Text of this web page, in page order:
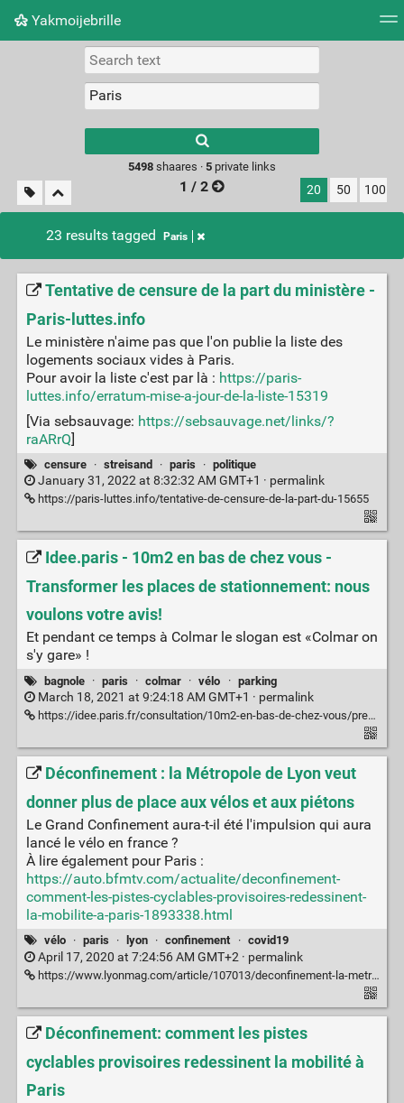
Yakmoijebrille
Picture wall
results.
5498shaares · 5private links
1 / 2 20 50 100
23 results tagged Paris
Tentative de censure de la part du ministère -
Paris-luttes.info
Le ministère n'aime pas que l'on publie la liste des
logements sociaux vides à Paris.
Pour avoir la liste c'est par là : https://paris-
luttes.info/erratum-mise-a-jour-de-la-liste-15319
[Via sebsauvage: https://sebsauvage.net/links/?
raARrQ]
censure · streisand · paris · politique
January 31, 2022 at 8:32:32 AM GMT+1 · permalink
https://paris-luttes.info/tentative-de-censure-de-la-part-du-15655
Idee.paris - 10m2 en bas de chez vous -
Transformer les places de stationnement: nous
voulons votre avis!
Et pendant ce temps à Colmar le slogan est «Colmar on
s'y gare» !
bagnole · paris · colmar · vélo · parking
March 18, 2021 at 9:24:18 AM GMT+1 · permalink
https://idee.paris.fr/consultation/10m2-en-bas-de-chez-vous/presentation/transformer-les-places-de-stationnement-nous-voulons-votre-avis
Déconfinement : la Métropole de Lyon veut
donner plus de place aux vélos et aux piétons
Le Grand Confinement aura-t-il été l'impulsion qui aura
lancé le vélo en france ?
À lire également pour Paris :
https://auto.bfmtv.com/actualite/deconfinement-
comment-les-pistes-cyclables-provisoires-redessinent-
la-mobilite-a-paris-1893338.html
vélo · paris · lyon · confinement · covid19
April 17, 2020 at 7:24:56 AM GMT+2 · permalink
https://www.lyonmag.com/article/107013/deconfinement-la-metropole-de-lyon-veut-donner-plus-de-place-aux-velos-et-aux-pietons
Déconfinement: comment les pistes
cyclables provisoires redessinent la mobilité à
Paris